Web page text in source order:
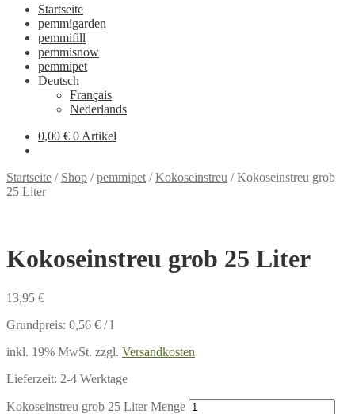
Startseite
pemmigarden
pemmifill
pemmisnow
pemmipet
Deutsch
Français
Nederlands
0,00 € 0 Artikel
Startseite / Shop /pemmipet /Kokoseinstreu /Kokoseinstreu grob
25 Liter
Kokoseinstreu grob 25 Liter
13,95 €
Grundpreis: 0,56 € /l
inkl. 19% MwSt. zzgl. Versandkosten
Lieferzeit: 2-4 Werktage
Kokoseinstreu grob 25 Liter Menge